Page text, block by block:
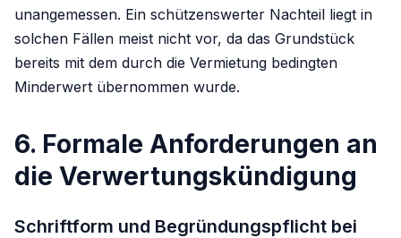
unangemessen. Ein schützenswerter Nachteil liegt in
solchen Fällen meist nicht vor, da das Grundstück
bereits mit dem durch die Vermietung bedingten
Minderwert übernommen wurde.
6. Formale Anforderungen an
die Verwertungskündigung
Schriftform und Begründungspflicht bei